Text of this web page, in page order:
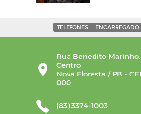
TELEFONES ENCARREGADO
Rua Benedito Marinho,
Centro
Nova Floresta / PB -
000
(83) 3374-1003